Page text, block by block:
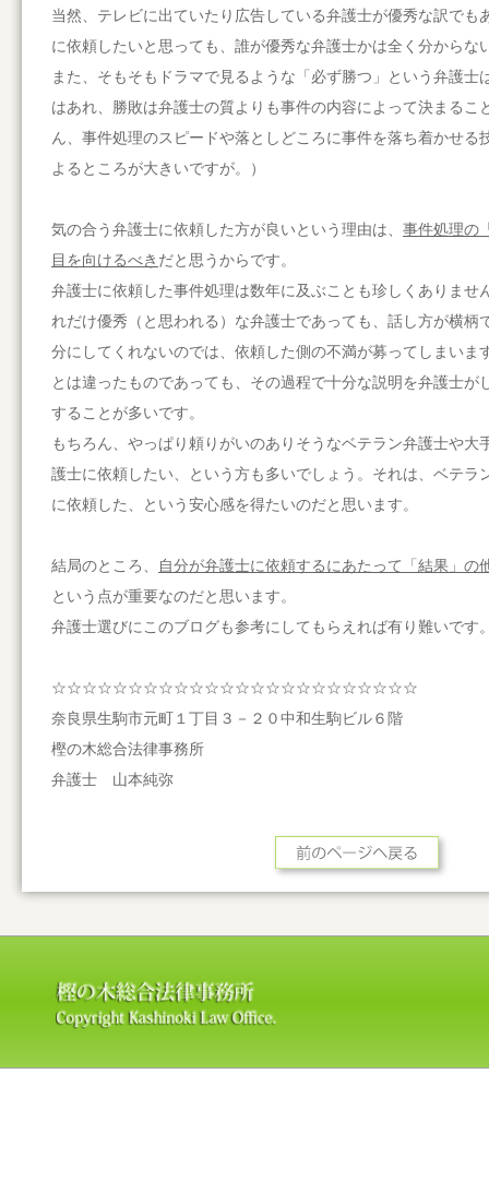
当然、テレビに出ていたり広告している弁護士が優秀な訳でも
に依頼したいと思っても、誰が優秀な弁護士かは全く分からな
また、そもそもドラマで見るような「必ず勝つ」という弁護士
はあれ、勝敗は弁護士の質よりも事件の内容によって決まるこ
ん、事件処理のスピードや落としどころに事件を落ち着かせる
よるところが大きいですが。）
気の合う弁護士に依頼した方が良いという理由は、 事件処理の
目を向けるべき だと思うからです。
弁護士に依頼した事件処理は数年に及ぶことも珍しくありませ
れだけ優秀（と思われる）な弁護士であっても、話し方が横柄
分にしてくれないのでは、依頼した側の不満が募ってしまいま
とは違ったものであっても、その過程で十分な説明を弁護士が
することが多いです。
もちろん、やっぱり頼りがいのありそうなベテラン弁護士や大
護士に依頼したい、という方も多いでしょう。それは、ベテラ
に依頼した、という安心感を得たいのだと思います。
結局のところ、
自分が弁護士に依頼するにあたって「結果」の
という点が重要なのだと思います。
弁護士選びにこのブログも参考にしてもらえれば有り難いです
☆☆☆☆☆☆☆☆☆☆☆☆☆☆☆☆☆☆☆☆☆☆☆☆
奈良県生駒市元町１丁目３－２０中和生駒ビル６階
樫の木総合法律事務所
弁護士 山本純弥